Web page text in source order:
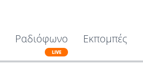
Ραδιόφωνο
LIVE
Εκπομπές